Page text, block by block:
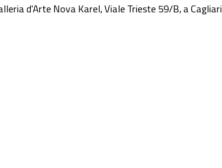
d'Arte Nova Karel, Viale Trieste 59/B, a Cagliari